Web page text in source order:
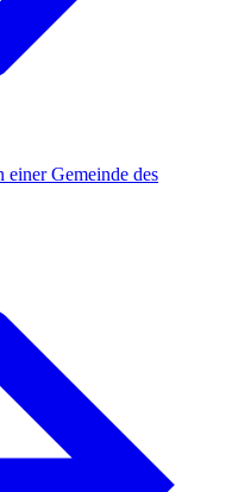
einer Gemeinde des